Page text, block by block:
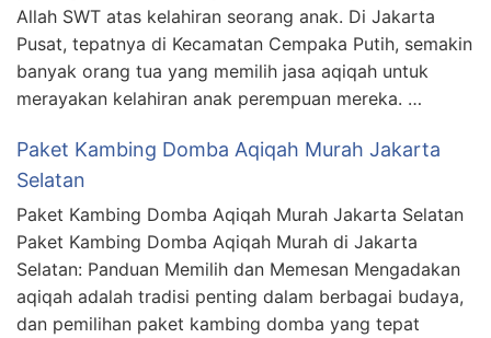
Allah SWT atas kelahiran seorang anak. Di Jakarta
Pusat, tepatnya di Kecamatan Cempaka Putih, semakin
banyak orang tua yang memilih jasa aqiqah untuk
merayakan kelahiran anak perempuan mereka. …
Paket Kambing Domba Aqiqah Murah Jakarta
Selatan
Paket Kambing Domba Aqiqah Murah Jakarta Selatan
Paket Kambing Domba Aqiqah Murah di Jakarta
Selatan: Panduan Memilih dan Memesan Mengadakan
aqiqah adalah tradisi penting dalam berbagai budaya,
dan pemilihan paket kambing domba yang tepat